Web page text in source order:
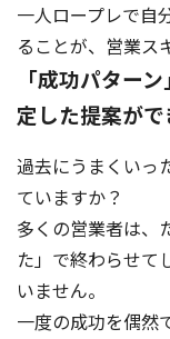
一人ロープレで自
ることが、営業ス
「成功パター
定した提案がで
過去にうまくいっ
ていますか？
多くの営業者は、
た」で終わらせて
いません。
一度の成功を偶然